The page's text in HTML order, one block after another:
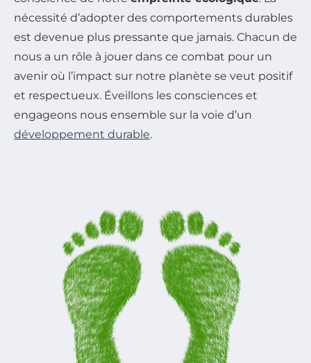
nécessité d’adopter des comportements durables
est devenue plus pressante que jamais. Chacun de
nous a un rôle à jouer dans ce combat pour un
avenir où l’impact sur notre planète se veut positif
et respectueux. Éveillons les consciences et
engageons nous ensemble sur la voie d’un
développement durable.